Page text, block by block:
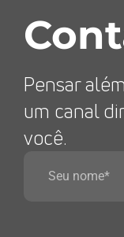
Pensar
um canal
você.